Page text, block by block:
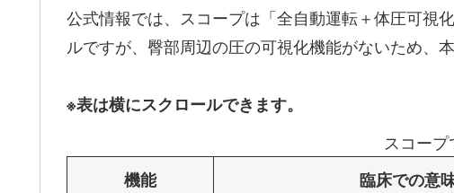
公式情報では、スコープは「全自動運転＋体圧可視
ルですが、臀部周辺の圧の可視化機能がないため、
※表は横にスクロールできます。
スコー
機能
臨床での意